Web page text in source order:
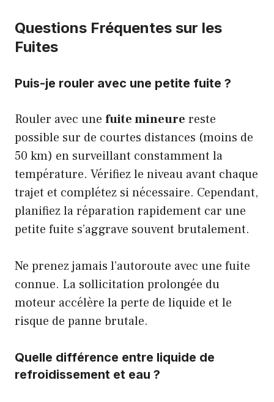
Questions Fréquentes sur les
Fuites
Puis-je rouler avec une petite fuite ?
Rouler avec une fuite mineure reste
possible sur de courtes distances (moins de
50 km) en surveillant constamment la
température. Vérifiez le niveau avant chaque
trajet et complétez si nécessaire. Cependant,
planifiez la réparation rapidement car une
petite fuite s’aggrave souvent brutalement.
Ne prenez jamais l’autoroute avec une fuite
connue. La sollicitation prolongée du
moteur accélère la perte de liquide et le
risque de panne brutale.
Quelle différence entre liquide de
refroidissement et eau ?